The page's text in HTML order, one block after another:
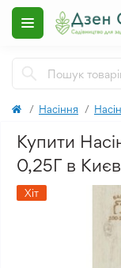
Насіння
Купити
0,25Г в
Хіт